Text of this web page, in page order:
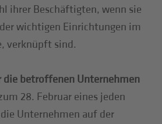
ihrer Beschäftigten, wenn sie
wichtigen Einrichtungen im
verknüpft sind.
betroffenen Unternehmen
28. Februar eines jeden
Unternehmen auf der